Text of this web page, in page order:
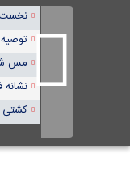
نخست
مس
نشانه
کشتی